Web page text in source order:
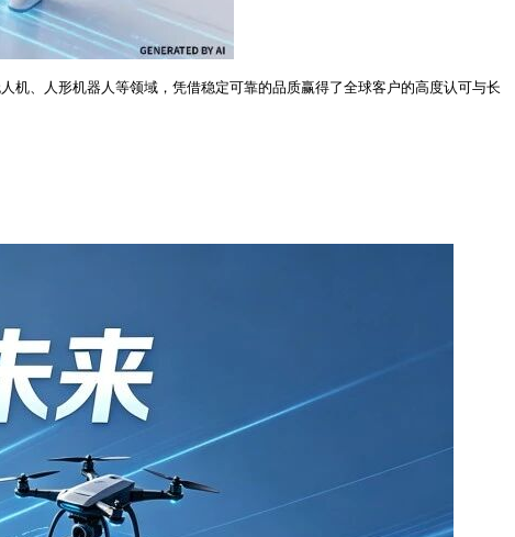
机、人形机器人等领域，凭借稳定可靠的品质赢得了全球客户的高度认可与长